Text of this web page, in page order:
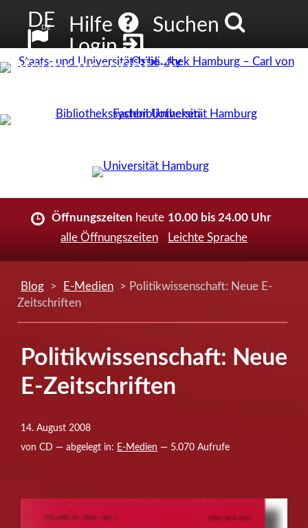
DE
DE Hilfe
Suchen
Login
Neuer Account
Öffnungszeiten heute 10.00 bis 24.00 Uhr
alle Öffnungszeiten
Leichte Sprache
Blog > E-Medien
> Politikwissenschaft: Neue E-
Zeitschriften
Politikwissenschaft: Neue
E-Zeitschriften
14. August 2008
von CD — abgelegt in: E-Medien — 5.070 Aufrufe